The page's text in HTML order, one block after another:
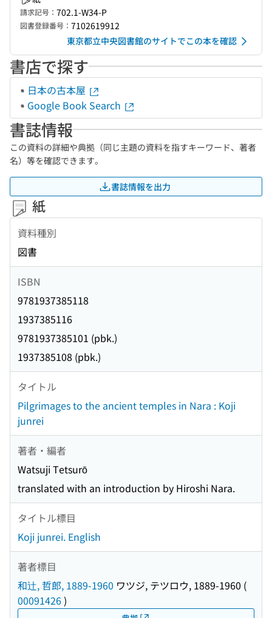
請求記号： 702.1-W34-P
図書登録番号： 7102619912
東京都立中央図書館のサイトでこの本を確認
書店で探す
日本の古本屋
Google Book Search
書誌情報
この資料の詳細や典拠（同じ主題の資料を指すキーワード、著者
名）等を確認できます。
書誌情報を出力
紙
資料種別
図書
ISBN
9781937385118
1937385116
9781937385101 (pbk.)
1937385108 (pbk.)
タイトル
Pilgrimages to the ancient temples in Nara : Koji
junrei
著者・編者
Watsuji Tetsurō
translated with an introduction by Hiroshi Nara.
タイトル標目
Koji junrei. English
著者標目
和辻, 哲郎, 1889-1960 ワツジ, テツロウ, 1889-1960 (
00091426)